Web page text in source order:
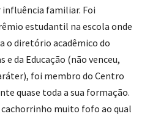
familiar. Foi
estudantil na escola onde
o diretório acadêmico do
e da Educação (não venceu,
foi membro do Centro
quase toda a sua formação.
muito fofo ao qual